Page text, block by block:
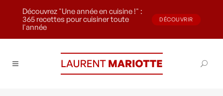
Découvrez "Une année en cuisine !" :
365 recettes pour cuisiner toute
l'année
DÉCOUVRIR